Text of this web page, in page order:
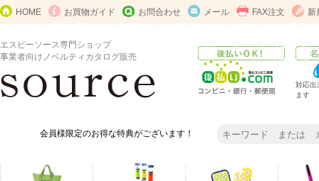
HOME お買物ガイド お問合わせ メール FAX注文 新
エスピーソース専門ショップ
事業者向けノベルティカタログ販売
対応出
ます
会員様限定のお得な特典がございます！